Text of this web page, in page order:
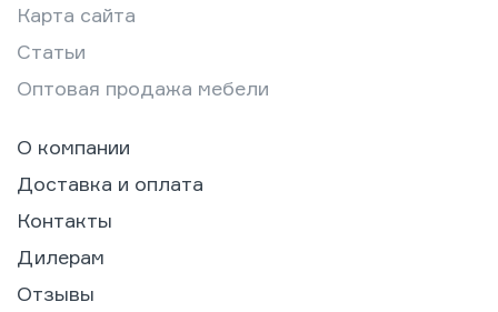
Карта сайта
Статьи
Оптовая продажа мебели
О компании
Доставка и оплата
Контакты
Дилерам
Отзывы